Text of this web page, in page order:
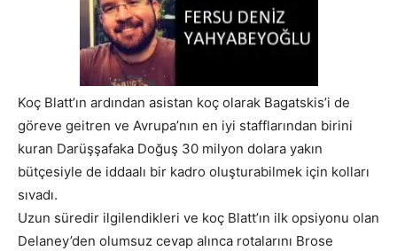
Koç Blatt’ın ardından asistan koç olarak Bagatskis’i de
göreve geitren ve Avrupa’nın en iyi stafflarından birini
kuran Darüşşafaka Doğuş 30 milyon dolara yakın
bütçesiyle de iddaalı bir kadro oluşturabilmek için kolları
sıvadı.
Uzun süredir ilgilendikleri ve koç Blatt’ın ilk opsiyonu olan
Delaney’den olumsuz cevap alınca rotalarını Brose